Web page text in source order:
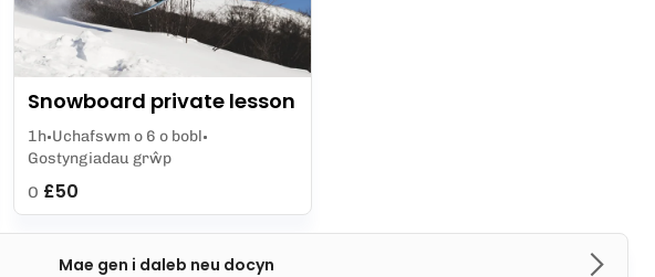
Mae gen i daleb neu docyn
Snowboard private lesson
1h Uchafswm o 6 o bobl
Gostyngiadau grŵp
O £50